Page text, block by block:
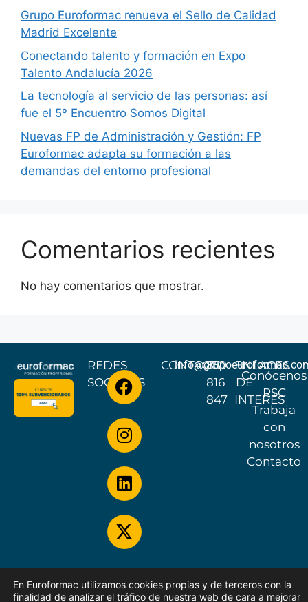
Grupo Euroformac renueva el Sello de Calidad
Madrid Excelente
Conectando talento y formación en Expo
Talento Andalucía 2026
La tecnología al servicio de las personas: así
fue el 5º Encuentro Somos Digital
Nuevas FP de Administración y Gestión: FP
Euroformac adapta su formación a las
demandas del entorno profesional
Comentarios recientes
No hay comentarios que mostrar.
REDES
SOCIALES
CONTACTO
851
816
847
ENLACES
DE
INTERÉS
Conócenos
RSC
Trabaja
con
nosotros
Contacto
© EUROFORMAC 2026
En Euroformac utilizamos cookies propias y de terceros con la
finalidad de analizar el tráfico de nuestra web de cara a mejorar